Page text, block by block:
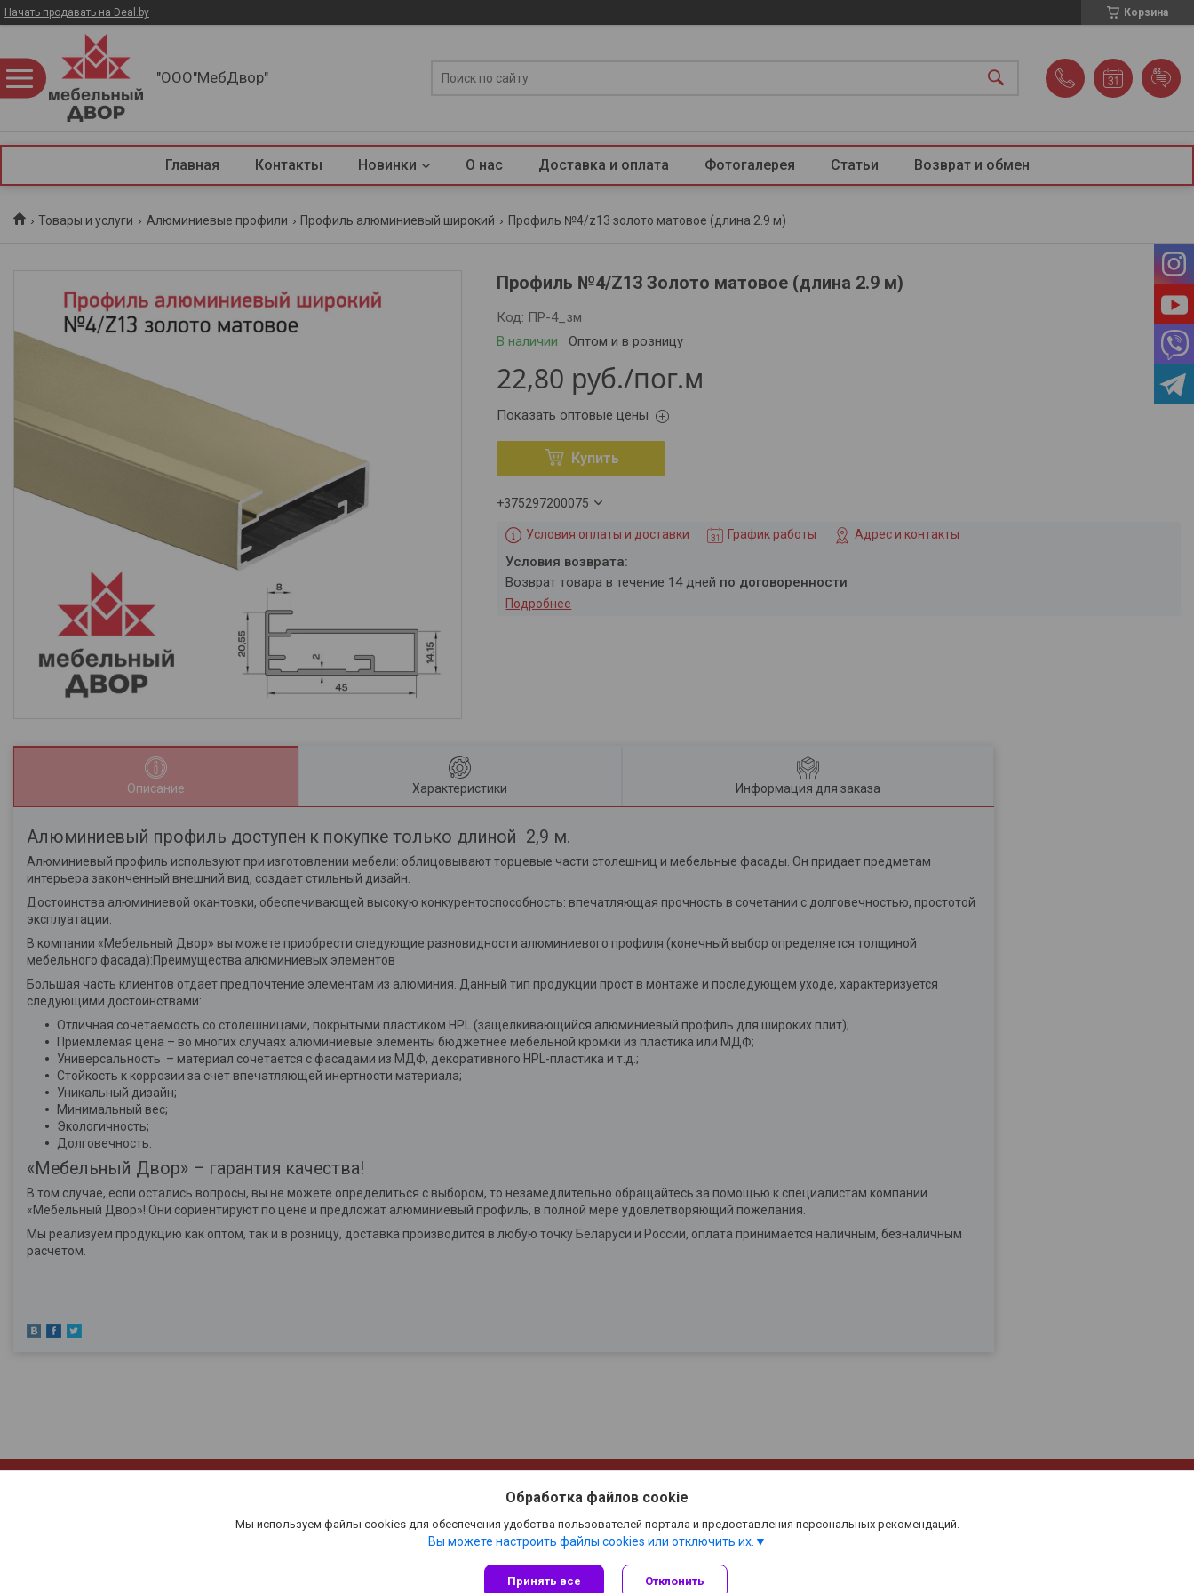
Начать продавать на Deal.by Корзина
"ООО"МебДвор"
Главная Контакты Новинки О нас Доставка и оплата Фотогалерея Статьи Возврат и обмен
Товары и услуги Алюминиевые профили Профиль алюминиевый широкий Профиль №4/z13 золото матовое (длина 2.9 м)
Профиль №4/Z13 Золото матовое (длина 2.9 м)
В наличии Оптом и в розницу
Код: ПР-4_зм
22,80 руб./пог.м
Показать оптовые цены
Купить
+375297200075
Условия оплаты и доставки График работы Адрес и контакты
возврат товара в течение 14 дней по договоренности
Подробнее
Описание Характеристики Информация для заказа
Алюминиевый профиль доступен к покупке только длиной 2,9 м.
Алюминиевый профиль используют при изготовлении мебели: облицовывают торцевые части столешниц и мебельные фасады. Он придает предметам
интерьера законченный внешний вид, создает стильный дизайн.
Достоинства алюминиевой окантовки, обеспечивающей высокую конкурентоспособность: впечатляющая прочность в сочетании с долговечностью, простотой
эксплуатации.
В компании «Мебельный Двор» вы можете приобрести следующие разновидности алюминиевого профиля (конечный выбор определяется толщиной
мебельного фасада):Преимущества алюминиевых элементов
Большая часть клиентов отдает предпочтение элементам из алюминия. Данный тип продукции прост в монтаже и последующем уходе, характеризуется
следующими достоинствами:
Отличная сочетаемость со столешницами, покрытыми пластиком HPL (защелкивающийся алюминиевый профиль для широких плит);
Приемлемая цена – во многих случаях алюминиевые элементы бюджетнее мебельной кромки из пластика или МДФ;
Универсальность – материал сочетается с фасадами из МДФ, декоративного HPL-пластика и т.д.;
Стойкость к коррозии за счет впечатляющей инертности материала;
Уникальный дизайн;
Минимальный вес;
Экологичность;
Долговечность.
«Мебельный Двор» – гарантия качества!
В том случае, если остались вопросы, вы не можете определиться с выбором, то незамедлительно обращайтесь за помощью к специалистам компании
«Мебельный Двор»! Они сориентируют по цене и предложат алюминиевый профиль, в полной мере удовлетворяющий пожелания.
Мы реализуем продукцию как оптом, так и в розницу, доставка производится в любую точку Беларуси и России, оплата принимается наличным, безналичным
расчетом.
Сайт создан на платформе Deal.by
Политика обработки файлов cookies
Обработка файлов cookie
Мы используем файлы cookies для обеспечения удобства пользователей портала и предоставления персональных рекомендаций.
Вы можете настроить файлы cookies или отключить их.
Принять все Отклонить
"ООО"МебДвор" |
Пожаловаться на контент
Select Language ▼